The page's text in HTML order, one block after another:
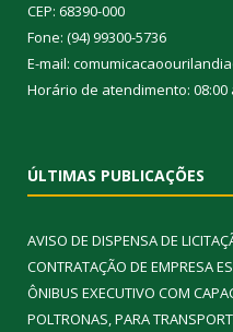
CEP: 68390-000
Fone: (94) 99300-5736
E-mail:
Horário de atendimento: 08:00
ÚLTIMAS PUBLICAÇÕES
AVISO DE DISPENSA DE
CONTRATAÇÃO DE EMPRESA
ÔNIBUS EXECUTIVO COM
POLTRONAS, PARA